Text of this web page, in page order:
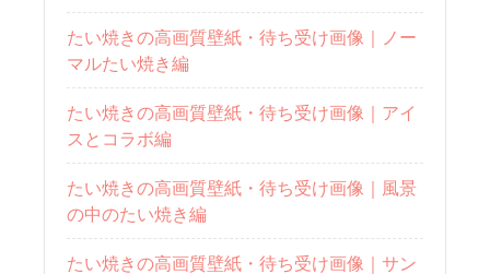
たい焼きの高画質壁紙・待ち受け画像｜ノー
マルたい焼き編
たい焼きの高画質壁紙・待ち受け画像｜アイ
スとコラボ編
たい焼きの高画質壁紙・待ち受け画像｜風景
の中のたい焼き編
たい焼きの高画質壁紙・待ち受け画像｜サン